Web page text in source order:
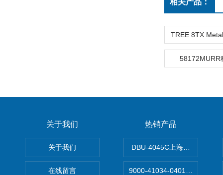
相关产品：
58172MURR
关于我们
关于我们
在线留言
热销产品
DBU-4045C上海鹰峰制动单
9000-41034-0401000穆尔